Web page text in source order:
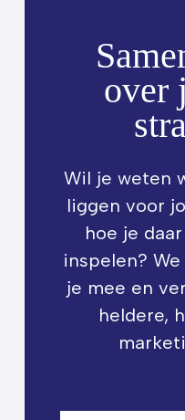
over
Wil je weten
liggen voor
hoe je
inspelen?
je mee en
heldere,